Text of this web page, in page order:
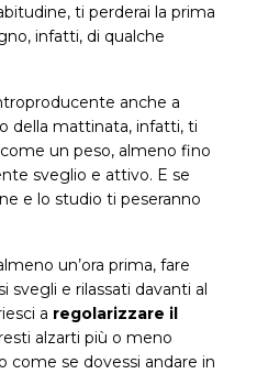
ti perderai la prima
infatti, di qualche
anche a
della mattinata, infatti, ti
un peso, almeno fino
sveglio e attivo. E se
e lo studio ti peseranno
un’ora prima, fare
svegli e rilassati davanti al
a regolarizzare il
alzarti più o meno
come se dovessi andare in